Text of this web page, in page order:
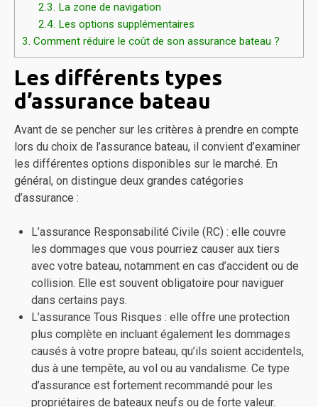
2.3. La zone de navigation
2.4. Les options supplémentaires
3. Comment réduire le coût de son assurance bateau ?
Les différents types
d’assurance bateau
Avant de se pencher sur les critères à prendre en compte
lors du choix de l’assurance bateau, il convient d’examiner
les différentes options disponibles sur le marché. En
général, on distingue deux grandes catégories
d’assurance :
L’assurance Responsabilité Civile (RC) : elle couvre
les dommages que vous pourriez causer aux tiers
avec votre bateau, notamment en cas d’accident ou de
collision. Elle est souvent obligatoire pour naviguer
dans certains pays.
L’assurance Tous Risques : elle offre une protection
plus complète en incluant également les dommages
causés à votre propre bateau, qu’ils soient accidentels,
dus à une tempête, au vol ou au vandalisme. Ce type
d’assurance est fortement recommandé pour les
propriétaires de bateaux neufs ou de forte valeur.